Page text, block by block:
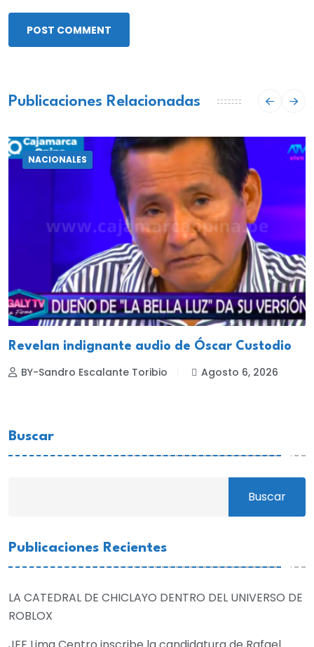
POST COMMENT
Publicaciones Relacionadas
NACIONALES
Revelan indignante audio de Óscar Custodio
BY-Sandro Escalante Toribio Agosto 6, 2026
Buscar
Buscar
Publicaciones Recientes
LA CATEDRAL DE CHICLAYO DENTRO DEL UNIVERSO DE
ROBLOX